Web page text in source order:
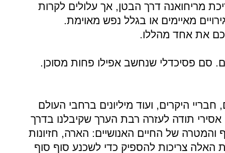
מריחואנה דרך הבטן, אך עלולים לקרות
מאיימים או בגלל נפש מאוימת.
את אחד מהללו.
סם פסיכדלי שנחשב אפילו פחות מסוכן.
היקרים, ועוד מיליונים ברחבי העולם
אסירי תודה לעזרה רבת הערך שקיבלנו בדרך
של החיים האנושיים: הארה, חזיונות
האלה צריכות להספיק כדי לשכנע סוף סוף